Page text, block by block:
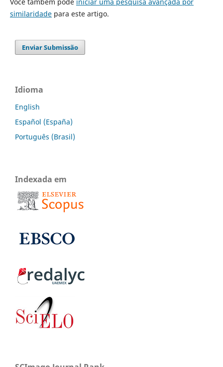
similaridadepara este artigo.
Enviar Submissão
Idioma
English
Español (España)
Português (Brasil)
Indexada em